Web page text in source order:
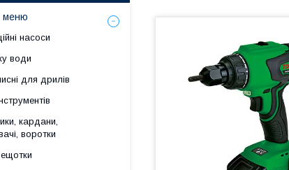
меню
насоси
води
для дрилів
кардани,
воротки